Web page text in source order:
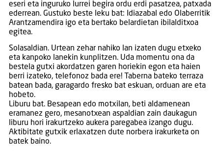
eseri eta inguruko lurrei begira ordu erdi pasatzea, patxada
ederrean. Gustuko beste leku bat: Idiazabal edo Olaberritik
Arantzamendira igo eta bertako belardietan ibilalditxoa
egitea.
Solasaldian. Urtean zehar nahiko lan izaten dugu etxeko
eta kanpoko lanekin kunplitzen. Uda momentu ona da
bestela gutxi akordatzen garen horiekin egon eta haien
berri izateko, telefonoz bada ere! Taberna bateko terraza
batean bada, garagardo fresko bat eskuan, orduan are eta
hobeto.
Liburu bat. Besapean edo motxilan, beti aldamenean
eramanez gero, mesanotxean aspaldian zain daukagun
liburu hori irakurtzeko aukera paregabea izango dugu.
Aktibitate gutxik erlaxatzen dute norbera irakurketa on
batek baino.